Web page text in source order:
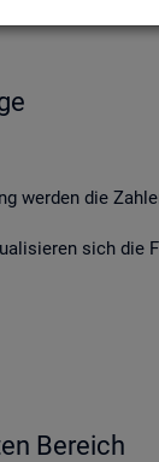
des
wer­den die
sich die
Be­reich